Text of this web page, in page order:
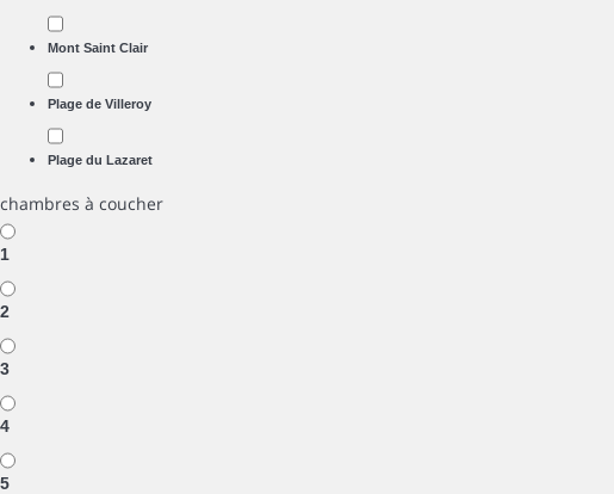
Mont Saint Clair
Plage de Villeroy
Plage du Lazaret
chambres à coucher
1
2
3
4
5